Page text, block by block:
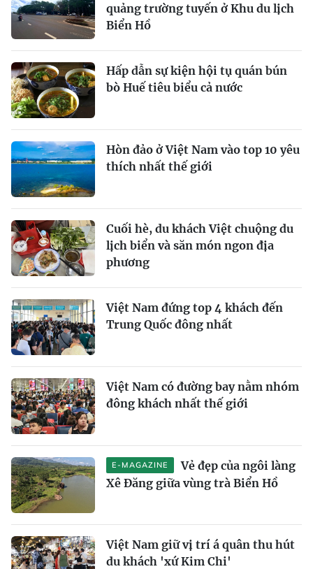
quảng trường tuyến ở Khu du lịch
Biển Hồ
Hấp dẫn sự kiện hội tụ quán bún
bò Huế tiêu biểu cả nước
Hòn đảo ở Việt Nam vào top 10 yêu
thích nhất thế giới
Cuối hè, du khách Việt chuộng du
lịch biển và săn món ngon địa
phương
Việt Nam đứng top 4 khách đến
Trung Quốc đông nhất
Việt Nam có đường bay nằm nhóm
đông khách nhất thế giới
E-MAGAZINE
Vẻ đẹp của ngôi làng
Xê Đăng giữa vùng trà Biển Hồ
Việt Nam giữ vị trí á quân thu hút
du khách 'xứ Kim Chi'